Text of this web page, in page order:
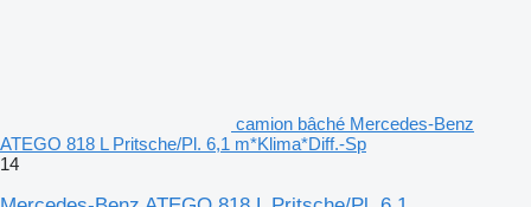
camion bâché Mercedes-Benz
ATEGO 818 L Pritsche/Pl. 6,1 m*Klima*Diff.-Sp
14